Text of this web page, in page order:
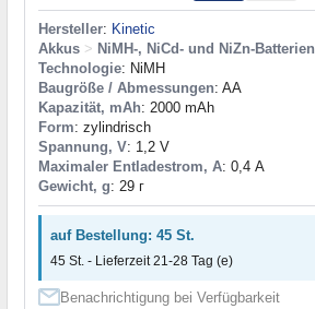
Hersteller: Kinetic
Akkus > NiMH-, NiCd- und NiZn-Batterien
Technologie: NiMH
Baugröße / Abmessungen: AA
Kapazität, mAh: 2000 mAh
Form: zylindrisch
Spannung, V: 1,2 V
Maximaler Entladestrom, A: 0,4 А
Gewicht, g: 29 г
auf Bestellung: 45 St.
45 St. - Lieferzeit 21-28 Tag (e)
Benachrichtigung bei Verfügbarkeit